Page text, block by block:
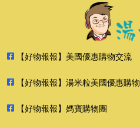
【好物報報】美國優惠購物交流
【好物報報】湯米粒美國優惠購物
【好物報報】媽寶購物團